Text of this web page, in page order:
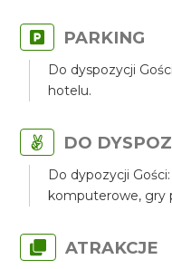
PARKING
Do dyspozycji
hotelu.
DO
Do dypozycji
komputerowe, gry
ATRAKCJE